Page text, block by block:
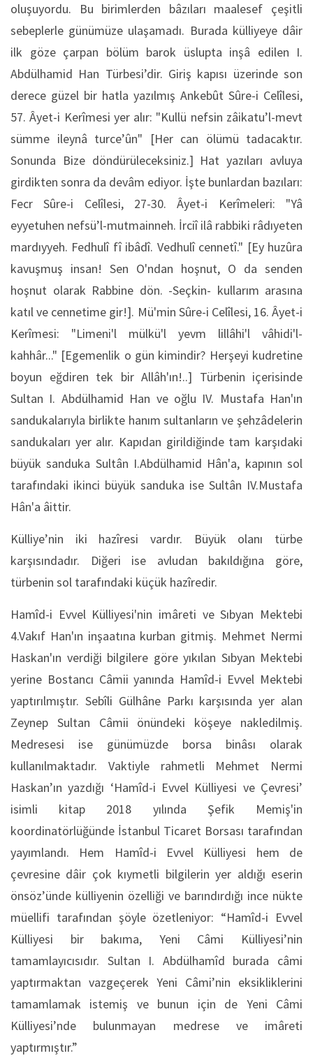
oluşuyordu. Bu birimlerden bâzıları maalesef çeşitli
sebeplerle günümüze ulaşamadı. Burada külliyeye dâir
ilk göze çarpan bölüm barok üslupta inşâ edilen I.
Abdülhamid Han Türbesi’dir. Giriş kapısı üzerinde son
derece güzel bir hatla yazılmış Ankebût Sûre-i Celîlesi,
57. Âyet-i Kerîmesi yer alır: "Kullü nefsin zâikatu’l-mevt
sümme ileynâ turce’ûn" [Her can ölümü tadacaktır.
Sonunda Bize döndürüleceksiniz.] Hat yazıları avluya
girdikten sonra da devâm ediyor. İşte bunlardan bazıları:
Fecr Sûre-i Celîlesi, 27-30. Âyet-i Kerîmeleri: "Yâ
eyyetuhen nefsü’l-mutmainneh. İrciî ilâ rabbiki râdıyeten
mardıyyeh. Fedhulî fî ibâdî. Vedhulî cennetî." [Ey huzûra
kavuşmuş insan! Sen O'ndan hoşnut, O da senden
hoşnut olarak Rabbine dön. -Seçkin- kullarım arasına
katıl ve cennetime gir!]. Mü'min Sûre-i Celîlesi, 16. Âyet-i
Kerîmesi: "Limeni'l mülkü'l yevm lillâhi'l vâhidi'l-
kahhâr..." [Egemenlik o gün kimindir? Herşeyi kudretine
boyun eğdiren tek bir Allâh'ın!..] Türbenin içerisinde
Sultan I. Abdülhamid Han ve oğlu IV. Mustafa Han'ın
sandukalarıyla birlikte hanım sultanların ve şehzâdelerin
sandukaları yer alır. Kapıdan girildiğinde tam karşıdaki
büyük sanduka Sultân I.Abdülhamid Hân'a, kapının sol
tarafındaki ikinci büyük sanduka ise Sultân IV.Mustafa
Hân'a âittir.
Külliye’nin iki hazîresi vardır. Büyük olanı türbe
karşısındadır. Diğeri ise avludan bakıldığına göre,
türbenin sol tarafındaki küçük hazîredir.
Hamîd-i Evvel Külliyesi'nin imâreti ve Sıbyan Mektebi
4.Vakıf Han'ın inşaatına kurban gitmiş. Mehmet Nermi
Haskan'ın verdiği bilgilere göre yıkılan Sıbyan Mektebi
yerine Bostancı Câmii yanında Hamîd-i Evvel Mektebi
yaptırılmıştır. Sebîli Gülhâne Parkı karşısında yer alan
Zeynep Sultan Câmii önündeki köşeye nakledilmiş.
Medresesi ise günümüzde borsa binâsı olarak
kullanılmaktadır. Vaktiyle rahmetli Mehmet Nermi
Haskan’ın yazdığı ‘Hamîd-i Evvel Külliyesi ve Çevresi’
isimli kitap 2018 yılında Şefik Memiş'in
koordinatörlüğünde İstanbul Ticaret Borsası tarafından
yayımlandı. Hem Hamîd-i Evvel Külliyesi hem de
çevresine dâir çok kıymetli bilgilerin yer aldığı eserin
önsöz’ünde külliyenin özelliği ve barındırdığı ince nükte
müellifi tarafından şöyle özetleniyor: “Hamîd-i Evvel
Külliyesi bir bakıma, Yeni Câmi Külliyesi’nin
tamamlayıcısıdır. Sultan I. Abdülhamîd burada câmi
yaptırmaktan vazgeçerek Yeni Câmi’nin eksikliklerini
tamamlamak istemiş ve bunun için de Yeni Câmi
Külliyesi’nde bulunmayan medrese ve imâreti
yaptırmıştır.”